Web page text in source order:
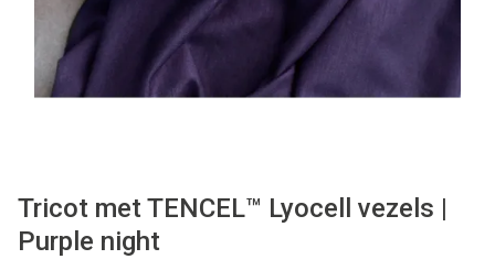
Solden
Contact
Tricot met TENCEL™ Lyocell vezels |
Purple night